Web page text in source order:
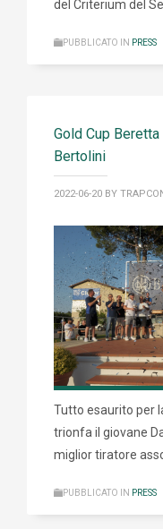
del Criterium del
PUBBLICATO IN PRESS
Gold Cup
Bertolini
2022-06-20 BY
Tutto esaurito per
trionfa il giovane
miglior tiratore
PUBBLICATO IN PRESS